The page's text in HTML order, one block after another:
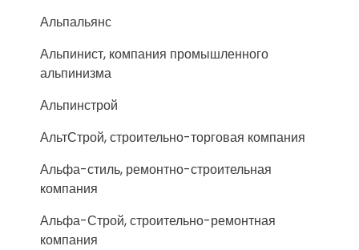
Альпальянс
Альпинист, компания промышленного
альпинизма
Альпинстрой
АльтСтрой, строительно-торговая компания
Альфа-стиль, ремонтно-строительная
компания
Альфа-Строй, строительно-ремонтная
компания